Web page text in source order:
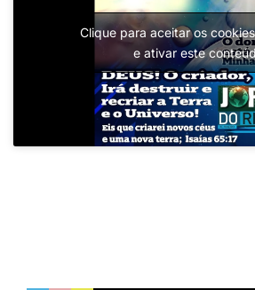
Clique para aceitar os
e ativar este